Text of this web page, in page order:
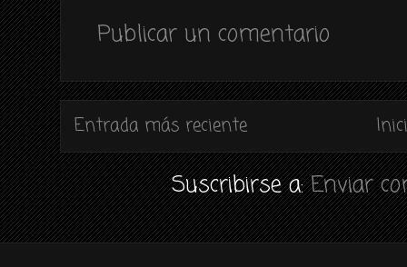
Publicar un comentario
Entrada más reciente
Suscribirse a:Enviar